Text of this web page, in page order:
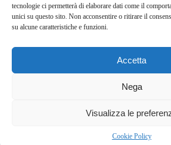
tecnologie ci permetterà di elaborare dati come il
unici su questo sito. Non acconsentire o ritirare il
su alcune caratteristiche e funzioni.
Accetta
Nega
Visualizza le
Cookie Policy
Finance-Bullet.it ogni giorno trova per te
rilevanti in ambito finanziario.
Address:
VIA USODIMARE 3 - 37138 -
redazione@bullet-network.com
bullet-network.com
Bullet - Dynamic Solutions Srl P.IVA